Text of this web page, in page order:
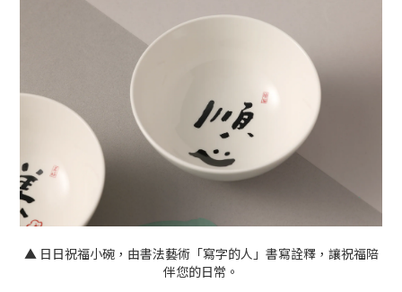
▲ 日日祝福小碗，由書法藝術「寫字的人」書寫詮釋，讓祝福陪
伴您的日常。